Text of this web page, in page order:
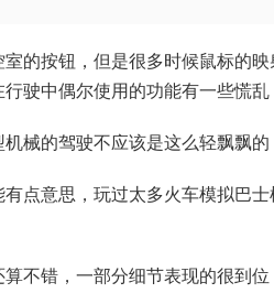
的按钮，但是很多时候鼠标的
驶中偶尔使用的功能有一些慌乱
械的驾驶不应该是这么轻飘飘
点意思，玩过太多火车模拟巴
不错，一部分细节表现的很到